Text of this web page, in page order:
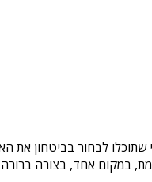
שתוכלו לבחור בביטחון את
במקום אחד, בצורה